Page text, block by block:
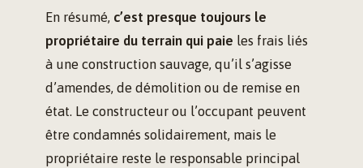
En résumé, c’est presque toujours le
propriétaire du terrain qui paie les frais liés
à une construction sauvage, qu’il s’agisse
d’amendes, de démolition ou de remise en
état. Le constructeur ou l’occupant peuvent
être condamnés solidairement, mais le
propriétaire reste le responsable principal